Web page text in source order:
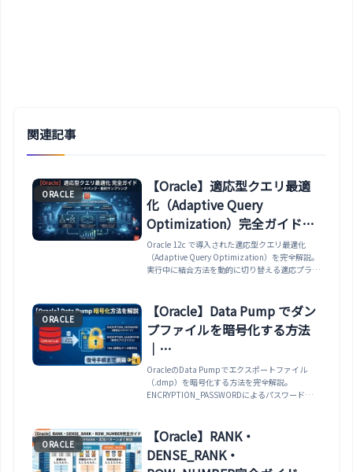
関連記事
ORACLE
【Oracle】適応型クエリ最適
化（Adaptive Query
Optimization）完全ガイド｜
適応プラン・統計フィードバ
ック・動的サンプリングまで
解説
Oracle 12c で導入された適応型クエリ最適化
（Adaptive Query Optimization）を完全解説。
実行中に結合方法を動的に切り替える適応プラン
Feedback）の動作・統計情報不足を補う動的サ
ンプリング（Dynamic Statistics）の設定・適応
機能の有効/無効を切り替える
OPTIMIZER_ADAPTIVE_PLANS /
OPTIMIZER_ADAPTIVE_STATISTICS パラメー
タ・実行計画で適応機能の使用を確認する方法ま
で実例で解説します。
ORACLE
【Oracle】Data Pump でダン
プファイルを暗号化する方法
｜
ENCRYPTION_PASSWORD・
ENCRYPTION_ALGORITHM・
TDE・復号手順まで解説
OracleのData Pumpでエクスポートファイル
（.dmp）を暗号化する方法を完全解説。
ENCRYPTION_PASSWORDによるパスワード暗号
NLY/METADATA_ONLY/NONE）、
ENCRYPTION_ALGORITHM（AES128/192/256
）、Oracle Wallet（TDE）との連携、impdpで
ORACLE
【Oracle】RANK・
DENSE_RANK・